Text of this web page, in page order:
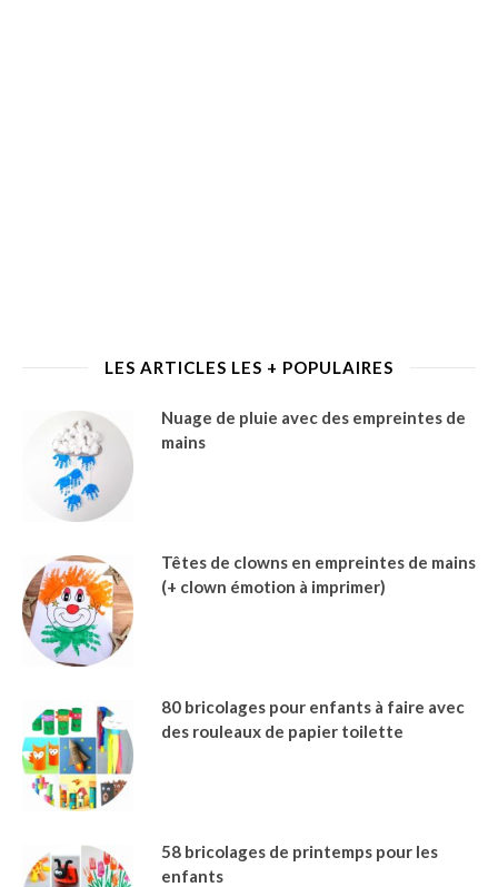
LES ARTICLES LES + POPULAIRES
Nuage de pluie avec des empreintes de
mains
Têtes de clowns en empreintes de mains
(+ clown émotion à imprimer)
80 bricolages pour enfants à faire avec
des rouleaux de papier toilette
58 bricolages de printemps pour les
enfants